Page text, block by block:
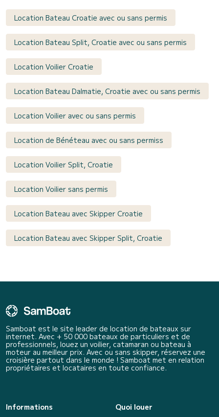
Location Bateau Croatie avec ou sans permis
Location Bateau Split, Croatie avec ou sans permis
Location Voilier Croatie
Location Bateau Dalmatie, Croatie avec ou sans permis
Location Voilier avec ou sans permis
Location de Bénéteau avec ou sans permiss
Location Voilier Split, Croatie
Location Voilier sans permis
Location Bateau avec Skipper Croatie
Location Bateau avec Skipper Split, Croatie
Samboat est le site leader de location de bateaux sur
internet. Avec + 50 000 bateaux de particuliers et de
professionnels, louez un voilier, catamaran ou bateau à
moteur au meilleur prix. Avec ou sans skipper, réservez une
croisière partout dans le monde ! Samboat met en relation
propriétaires et locataires en toute confiance.
Informations
Quoi louer